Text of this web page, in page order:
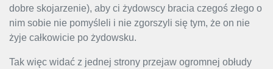
dobre skojarzenie), aby ci żydowscy bracia czegoś złego o
nim sobie nie pomyśleli i nie zgorszyli się tym, że on nie
żyje całkowicie po żydowsku.
Tak więc widać z jednej strony przejaw ogromnej obłudy